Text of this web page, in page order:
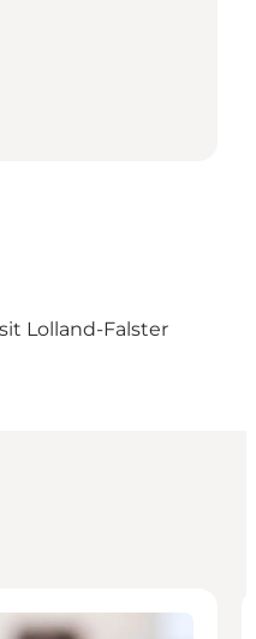
Lolland-Falster